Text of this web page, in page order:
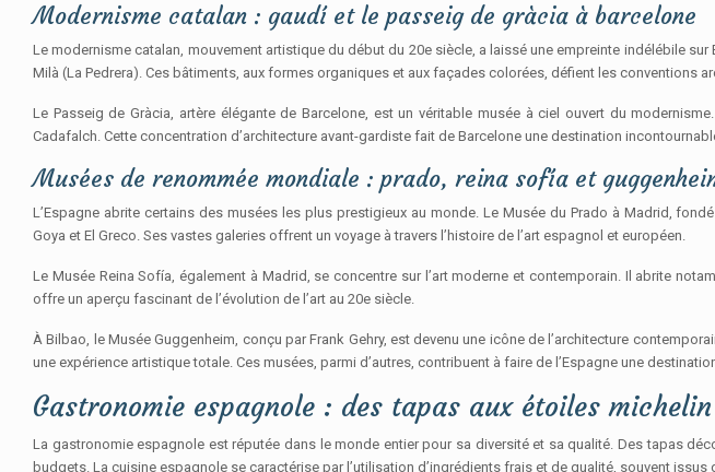
Modernisme catalan : gaudí et le passeig de gràcia à barcelone
Le modernisme catalan, mouvement artistique du début du 20e siècle, a laissé une empreinte indélébile
Milà (La Pedrera). Ces bâtiments, aux formes organiques et aux façades colorées, défient les conventions
Le Passeig de Gràcia, artère élégante de Barcelone, est un véritable musée à ciel ouvert du
Cadafalch. Cette concentration d’architecture avant-gardiste fait de Barcelone une destination
Musées de renommée mondiale : prado, reina sofía et
L’Espagne abrite certains des musées les plus prestigieux au monde. Le Musée du Prado à Madrid,
Goya et El Greco. Ses vastes galeries offrent un voyage à travers l’histoire de l’art espagnol et européen.
Le Musée Reina Sofía, également à Madrid, se concentre sur l’art moderne et contemporain. Il abrite
offre un aperçu fascinant de l’évolution de l’art au 20e siècle.
À Bilbao, le Musée Guggenheim, conçu par Frank Gehry, est devenu une icône de l’architecture
une expérience artistique totale. Ces musées, parmi d’autres, contribuent à faire de l’Espagne une
Gastronomie espagnole : des tapas aux étoiles michelin
La gastronomie espagnole est réputée dans le monde entier pour sa diversité et sa qualité. Des tapas
budgets. La cuisine espagnole se caractérise par l’utilisation d’ingrédients frais et de qualité, souvent issus